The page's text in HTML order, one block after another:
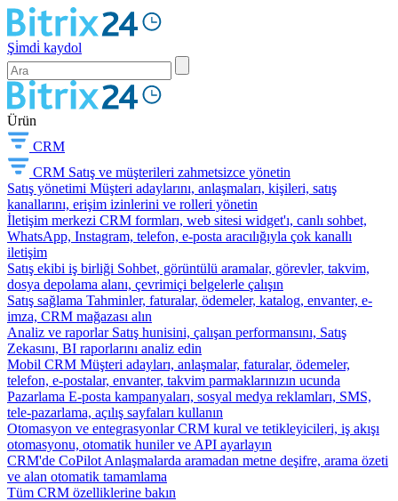
Şi̇mdi̇ kaydol
Ürün
CRM
CRM Satış ve müşterileri zahmetsizce yönetin
Satış yönetimi Müşteri adaylarını, anlaşmaları, kişileri, satış
kanallarını, erişim izinlerini ve rolleri yönetin
İletişim merkezi CRM formları, web sitesi widget'ı, canlı sohbet,
WhatsApp, Instagram, telefon, e-posta aracılığıyla çok kanallı
iletişim
Satış ekibi iş birliği Sohbet, görüntülü aramalar, görevler, takvim,
dosya depolama alanı, çevrimiçi belgelerle çalışın
Satış sağlama Tahminler, faturalar, ödemeler, katalog, envanter, e-
imza, CRM mağazası alın
Analiz ve raporlar Satış hunisini, çalışan performansını, Satış
Zekasını, BI raporlarını analiz edin
Mobil CRM Müşteri adayları, anlaşmalar, faturalar, ödemeler,
telefon, e-postalar, envanter, takvim parmaklarınızın ucunda
Pazarlama E-posta kampanyaları, sosyal medya reklamları, SMS,
tele-pazarlama, açılış sayfaları kullanın
Otomasyon ve entegrasyonlar CRM kural ve tetikleyicileri, iş akışı
otomasyonu, otomatik huniler ve API ayarlayın
CRM'de CoPilot Anlaşmalarda aramadan metne deşifre, arama özeti
ve alan otomatik tamamlama
Tüm CRM özelliklerine bakın